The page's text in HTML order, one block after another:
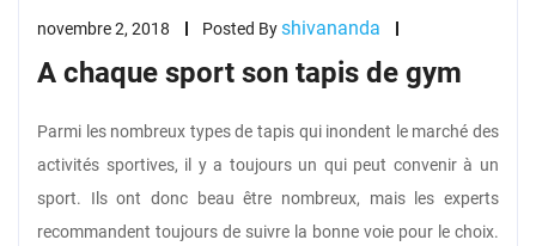
novembre 2, 2018 Posted Byshivananda
A chaque sport son tapis de gym
Parmi les nombreux types de tapis qui inondent le marché des
activités sportives, il y a toujours un qui peut convenir à un
sport. Ils ont donc beau être nombreux, mais les experts
recommandent toujours de suivre la bonne voie pour le choix.